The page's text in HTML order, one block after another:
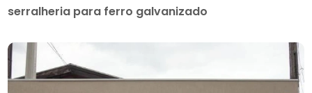
serralheria para ferro galvanizado